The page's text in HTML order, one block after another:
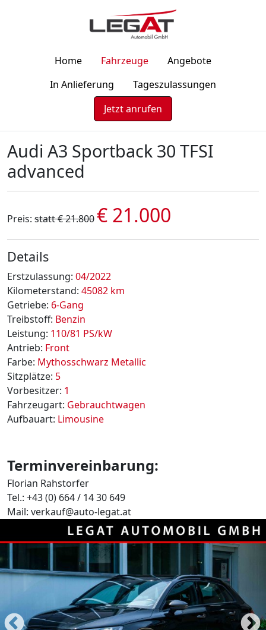
Home Fahrzeuge
Angebote
In Anlieferung
Tageszulassungen
Jetzt anrufen
Audi A3 Sportback 30 TFSI
advanced
Preis: statt € 21.800€ 21.000
Details
Erstzulassung: 04/2022
Kilometerstand: 45082 km
Getriebe: 6-Gang
Treibstoff: Benzin
Leistung: 110/81 PS/kW
Antrieb: Front
Farbe: Mythosschwarz Metallic
Sitzplätze: 5
Vorbesitzer: 1
Fahrzeugart: Gebrauchtwagen
Aufbauart: Limousine
Terminvereinbarung:
Florian Rahstorfer
Tel.: +43 (0) 664 / 14 30 649
Mail: verkauf@auto-legat.at